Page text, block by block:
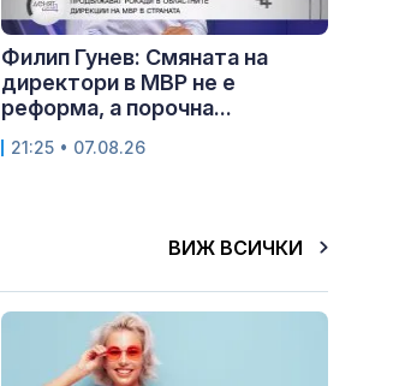
Филип Гунев: Смяната на
директори в МВР не е
реформа, а порочна...
21:25 • 07.08.26
ВИЖ ВСИЧКИ